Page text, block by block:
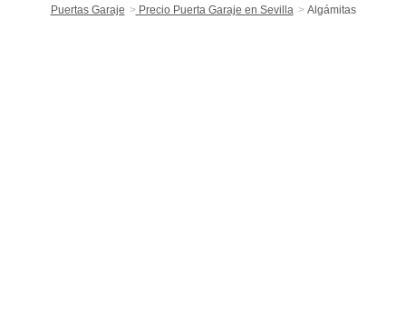
Puertas Garaje Precio Puerta Garaje en Sevilla Algámitas